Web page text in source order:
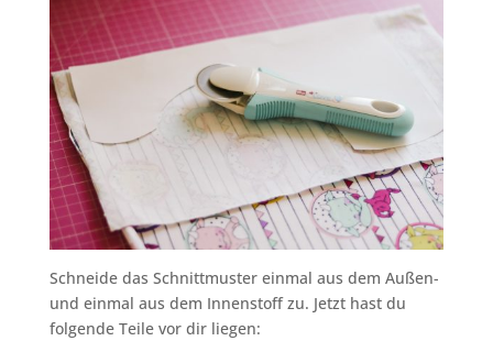
Schneide das Schnittmuster einmal aus dem Außen-
und einmal aus dem Innenstoff zu. Jetzt hast du
folgende Teile vor dir liegen: